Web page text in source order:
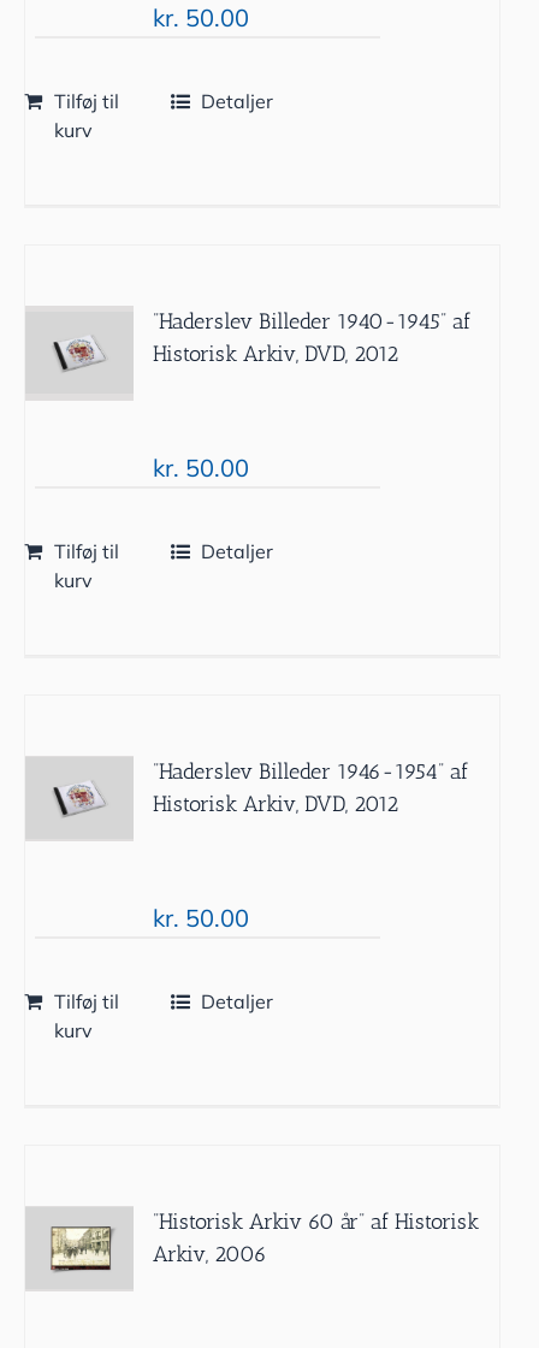
kr. 50.00
Tilføj til
kurv
Detaljer
”Haderslev Billeder 1940-1945” af
Historisk Arkiv, DVD, 2012
kr. 50.00
Tilføj til
kurv
Detaljer
”Haderslev Billeder 1946-1954” af
Historisk Arkiv, DVD, 2012
kr. 50.00
Tilføj til
kurv
Detaljer
”Historisk Arkiv 60 år” af Historisk
Arkiv, 2006